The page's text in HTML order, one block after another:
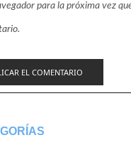
para la próxima vez